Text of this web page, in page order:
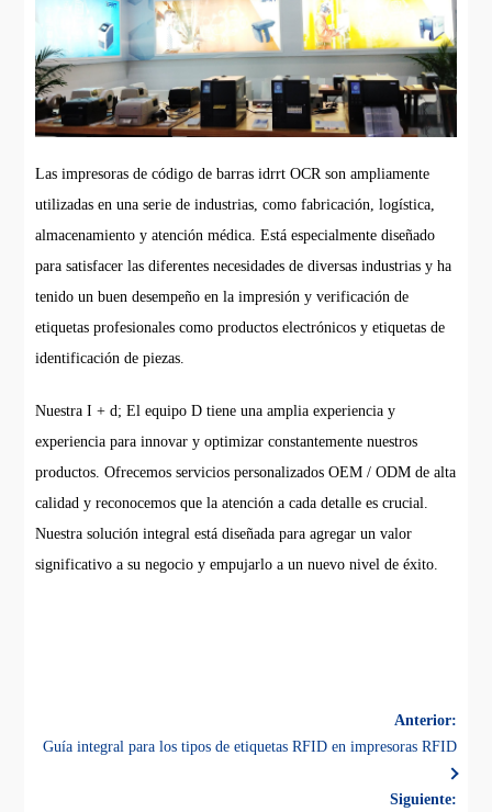
Las impresoras de código de barras idrrt OCR son ampliamente
utilizadas en una serie de industrias, como fabricación, logística,
almacenamiento y atención médica. Está especialmente diseñado
para satisfacer las diferentes necesidades de diversas industrias y ha
tenido un buen desempeño en la impresión y verificación de
etiquetas profesionales como productos electrónicos y etiquetas de
identificación de piezas.
Nuestra I + d; El equipo D tiene una amplia experiencia y
experiencia para innovar y optimizar constantemente nuestros
productos. Ofrecemos servicios personalizados OEM / ODM de alta
calidad y reconocemos que la atención a cada detalle es crucial.
Nuestra solución integral está diseñada para agregar un valor
significativo a su negocio y empujarlo a un nuevo nivel de éxito.
Anterior:
Guía integral para los tipos de etiquetas RFID en impresoras RFID
Siguiente: